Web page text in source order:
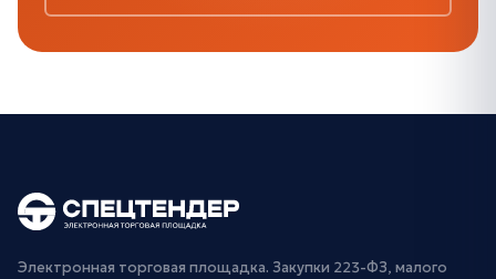
Электронная торговая площадка. Закупки 223-ФЗ, малого